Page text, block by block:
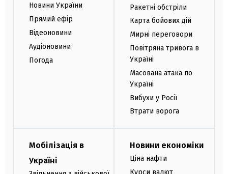
Новини України
Прямий ефір
Відеоновини
Аудіоновини
Погода
Ракетні обстріли
Карта бойових дій
Мирні переговори
Повітряна тривога в
Україні
Масована атака по
Україні
Вибухи у Росії
Втрати ворога
Мобілізація в
Україні
Новини економіки
Ціна нафти
Курси валют